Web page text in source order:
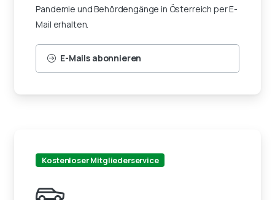
Pandemie und Behördengänge in Österreich per E-
Mail erhalten.
E-Mails abonnieren
Kostenloser Mitgliederservice